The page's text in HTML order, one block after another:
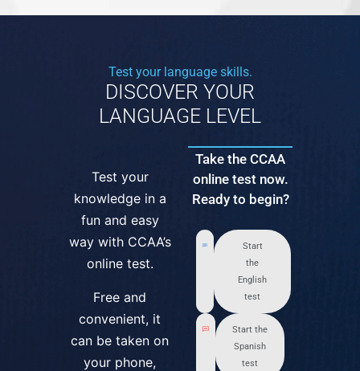
Test your language skills.
DISCOVER YOUR
LANGUAGE LEVEL
Test your
knowledge in a
fun and easy
way with CCAA’s
online test.
Free and
convenient, it
can be taken on
your phone,
Take the CCAA
online test now.
Ready to begin?
Start
the
English
test
Start the
Spanish
test